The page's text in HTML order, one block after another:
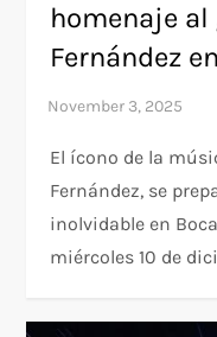
homenaje
Fernández
El ícono de la
Fernández, se
inolvidable en
miércoles 10 de